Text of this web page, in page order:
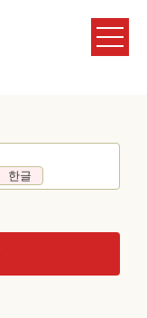
한글